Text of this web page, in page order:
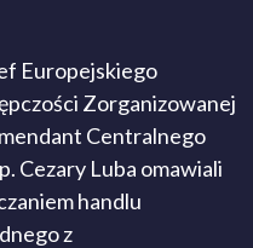
Europejskiego
Zorganizowanej
Centralnego
Cezary Luba omawiali
handlu
z